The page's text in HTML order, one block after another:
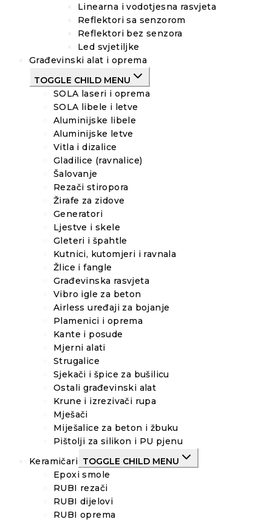
Linearna i vodotjesna rasvjeta
Reflektori sa senzorom
Reflektori bez senzora
Led svjetiljke
Građevinski alat i oprema
TOGGLE CHILD MENU
SOLA laseri i oprema
SOLA libele i letve
Aluminijske libele
Aluminijske letve
Vitla i dizalice
Gladilice (ravnalice)
Šalovanje
Rezači stiropora
Žirafe za zidove
Generatori
Ljestve i skele
Gleteri i špahtle
Kutnici, kutomjeri i ravnala
Žlice i fangle
Građevinska rasvjeta
Vibro igle za beton
Airless uređaji za bojanje
Plamenici i oprema
Kante i posude
Mjerni alati
Strugalice
Sjekači i špice za bušilicu
Ostali građevinski alat
Krune i izrezivači rupa
Mješači
Miješalice za beton i žbuku
Pištolji za silikon i PU pjenu
Keramičari TOGGLE CHILD MENU
Epoxi smole
RUBI rezači
RUBI dijelovi
RUBI oprema